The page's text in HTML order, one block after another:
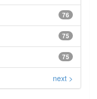
76
75
75
next >